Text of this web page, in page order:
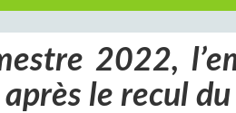
2022,
après le recul